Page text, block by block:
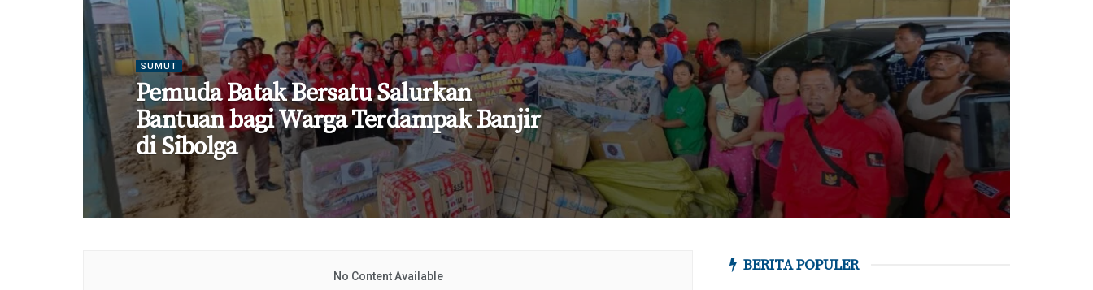
SUMUT
Pemuda Batak Bersatu Salurkan
Bantuan bagi Warga Terdampak Banjir
di Sibolga ‎
No Content Available
BERITA POPULER